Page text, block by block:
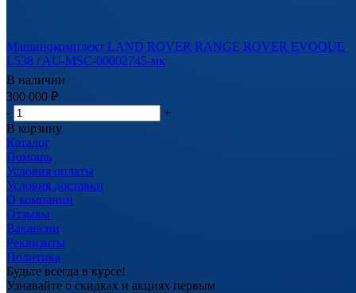
Машинокомплект LAND ROVER RANGE ROVER EVOQUE
L538 / AU-MSC-00002745-мк
В наличии
300 000 ₽
-
+
В корзину
Каталог
Помощь
Условия оплаты
Условия доставки
О компании
Отзывы
Вакансии
Реквизиты
Политика
Будьте всегда в курсе!
Узнавайте о скидках и акциях первым